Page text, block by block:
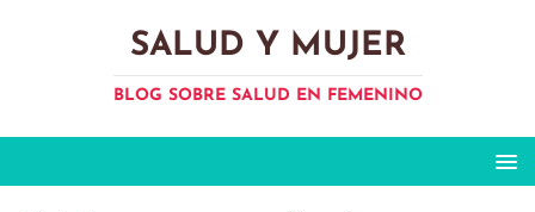
SALUD Y MUJER
BLOG SOBRE SALUD EN FEMENINO